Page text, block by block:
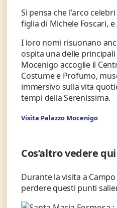
Si pensa che l'arco
figlia di Michele Foscari,
I loro nomi risuonano
ospita una delle
Mocenigo accoglie il
Costume e Profumo,
immersivo sulla vita
tempi della Serenissima.
Visita Palazzo Mocenigo
Cos’altro vedere qui
Durante la visita a
perdere questi punti